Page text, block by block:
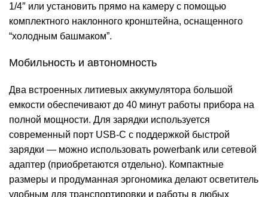
1/4″ или установить прямо на камеру с помощью
комплектного наклонного кронштейна, оснащенного
“холодным башмаком”.
Мобильность и автономность
Два встроенных литиевых аккумулятора большой
емкости обеспечивают до 40 минут работы прибора на
полной мощности. Для зарядки используется
современный порт USB-C с поддержкой быстрой
зарядки — можно использовать powerbank или сетевой
адаптер (приобретаются отдельно). Компактные
размеры и продуманная эргономика делают осветитель
удобным для транспортировки и работы в любых